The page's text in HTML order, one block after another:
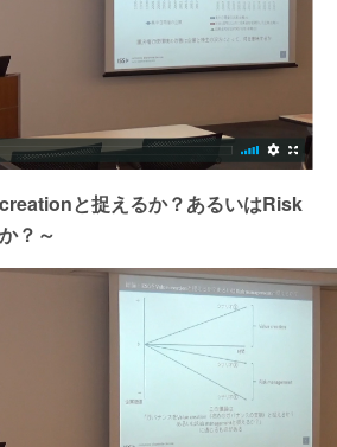
と捉えるか？あるいはRisk
？～